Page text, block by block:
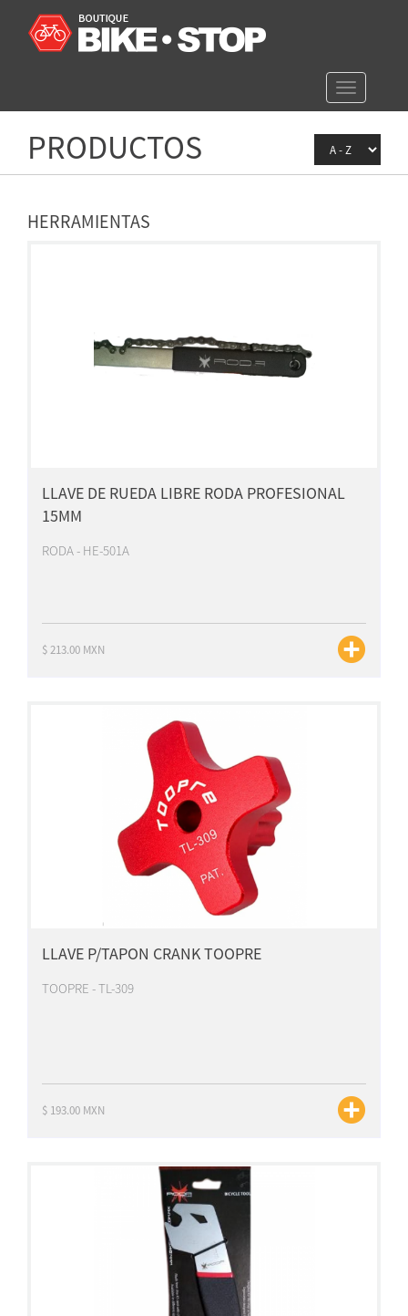
Toggle
navigation
PRODUCTOS
HERRAMIENTAS
LLAVE DE RUEDA LIBRE RODA PROFESIONAL
15MM
RODA - HE-501A
$ 213.00 MXN
LLAVE P/TAPON CRANK TOOPRE
TOOPRE - TL-309
$ 193.00 MXN